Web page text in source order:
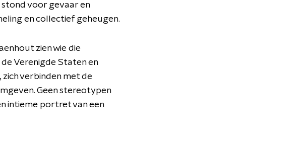
voor gevaar en
en collectief geheugen.
zien wie die
Verenigde Staten en
verbinden met de
Geen stereotypen
intieme portret van een